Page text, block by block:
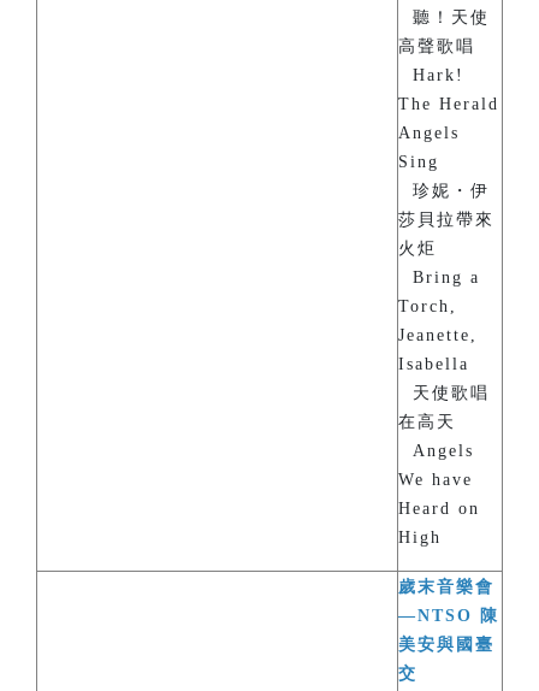
聽！天使
高聲歌唱
Hark!
The Herald
Angels
Sing
珍妮・伊
莎貝拉帶來
火炬
Bring a
Torch,
Jeanette,
Isabella
天使歌唱
在高天
Angels
We have
Heard on
High
歲末音樂會
—NTSO 陳
美安與國臺
交